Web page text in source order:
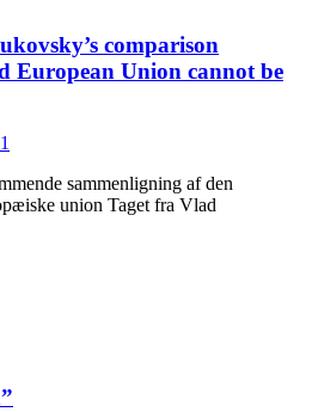
comparison
European Union cannot be
1
sammenligning af den
union Taget fra Vlad